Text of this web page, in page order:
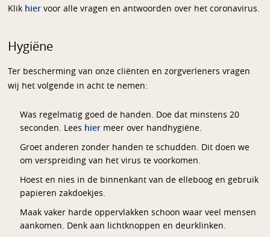
Klik hier voor alle vragen en antwoorden over het coronavirus.
Hygiëne
Ter bescherming van onze cliënten en zorgverleners vragen
wij het volgende in acht te nemen:
Was regelmatig goed de handen. Doe dat minstens 20
seconden. Lees hier meer over handhygiëne.
Groet anderen zonder handen te schudden. Dit doen we
om verspreiding van het virus te voorkomen.
Hoest en nies in de binnenkant van de elleboog en gebruik
papieren zakdoekjes.
Maak vaker harde oppervlakken schoon waar veel mensen
aankomen. Denk aan lichtknoppen en deurklinken.